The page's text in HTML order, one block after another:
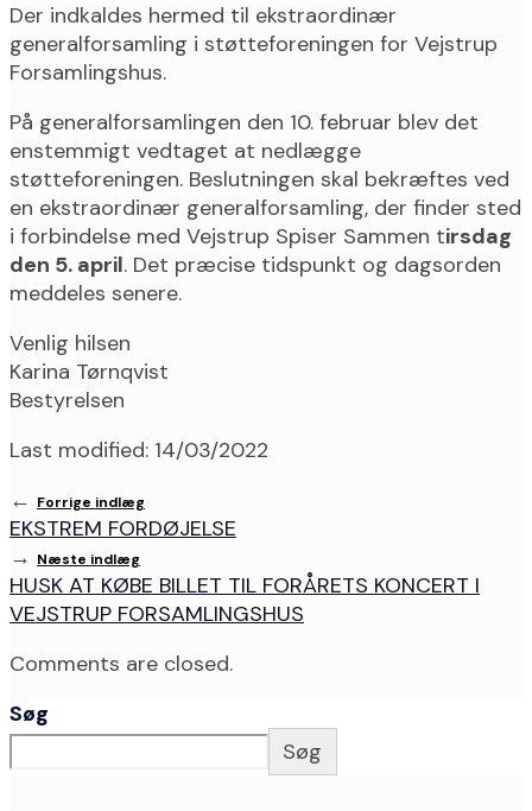
Der indkaldes hermed til ekstraordinær
generalforsamling i støtteforeningen for Vejstrup
Forsamlingshus.
På generalforsamlingen den 10. februar blev det
enstemmigt vedtaget at nedlægge
støtteforeningen. Beslutningen skal bekræftes ved
en ekstraordinær generalforsamling, der finder sted
i forbindelse med Vejstrup Spiser Sammen tirsdag
den 5. april. Det præcise tidspunkt og dagsorden
meddeles senere.
Venlig hilsen
Karina Tørnqvist
Bestyrelsen
Last modified: 14/03/2022
← Forrige indlæg
EKSTREM FORDØJELSE
→ Næste indlæg
HUSK AT KØBE BILLET TIL FORÅRETS KONCERT I
VEJSTRUP FORSAMLINGSHUS
Comments are closed.
Søg
Søg